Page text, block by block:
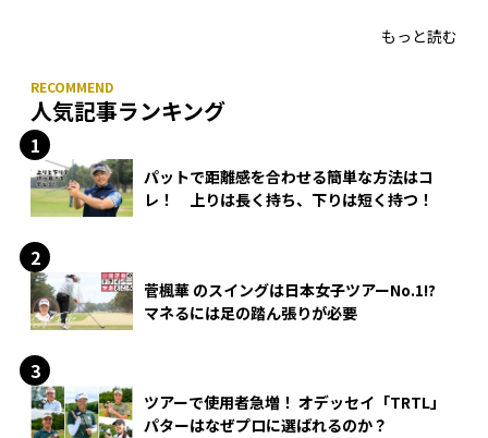
もっと読む
人気記事ランキング
パットで距離感を合わせる簡単な方法はコ
レ！ 上りは長く持ち、下りは短く持つ！
菅楓華 のスイングは日本女子ツアーNo.1!?
マネるには足の踏ん張りが必要
ツアーで使用者急増！ オデッセイ「TRTL」
パターはなぜプロに選ばれるのか？